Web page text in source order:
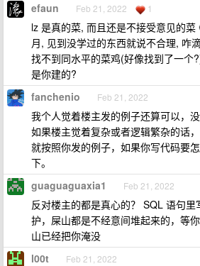
efaun Feb 21, 2022 1
lz 是真的菜, 而且还是不接受意见的
月, 见到没学过的东西就说不合理, 咋
找不到同水平的菜鸡(好像找到了一个
是你建的?
fanchenio Feb 21, 2022
我个人觉着楼主发的例子还算可以，
如果楼主觉着复杂或者逻辑繁杂的话
就按照你发的例子，如果你写代码要
下。
guaguaguaxia1 Feb 21, 2022
反对楼主的都是真心的？ SQL 语句
护，屎山都是不经意间堆起来的，等
山已经把你淹没
l00t Feb 21, 2022